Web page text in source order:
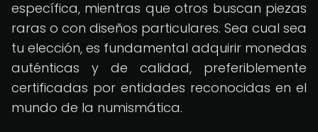
específica, mientras que otros buscan piezas
raras o con diseños particulares. Sea cual sea
tu elección, es fundamental adquirir monedas
auténticas y de calidad, preferiblemente
certificadas por entidades reconocidas en el
mundo de la numismática.